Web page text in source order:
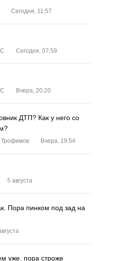
Сегодня, 11:57
Сегодня, 07:59
Вчера, 20:20
ДТП? Как у него со
Трофимов Вчера, 19:54
5 августа
Пора пинком под зад на
уже. пора строже